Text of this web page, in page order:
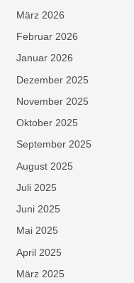
März 2026
Februar 2026
Januar 2026
Dezember 2025
November 2025
Oktober 2025
September 2025
August 2025
Juli 2025
Juni 2025
Mai 2025
April 2025
März 2025